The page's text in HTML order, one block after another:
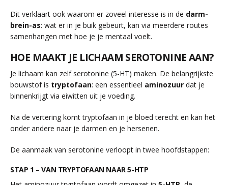
Dit verklaart ook waarom er zoveel interesse is in de darm-
brein-as: wat er in je buik gebeurt, kan via meerdere routes
samenhangen met hoe je je mentaal voelt.
HOE MAAKT JE LICHAAM SEROTONINE AAN?
Je lichaam kan zelf serotonine (5-HT) maken. De belangrijkste
bouwstof is tryptofaan: een essentieel aminozuur dat je
binnenkrijgt via eiwitten uit je voeding.
Na de vertering komt tryptofaan in je bloed terecht en kan het
onder andere naar je darmen en je hersenen.
De aanmaak van serotonine verloopt in twee hoofdstappen:
STAP 1 – VAN TRYPTOFAAN NAAR 5-HTP